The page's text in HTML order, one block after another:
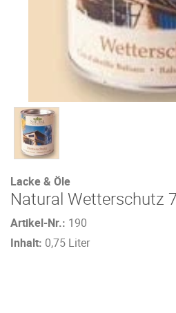
Lacke & Öle
Natural Wetterschutz
Artikel-Nr.: 190
Inhalt: 0,75 Liter